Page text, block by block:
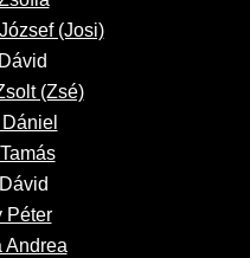
(Josi)
(Zsé)
Péter
Andrea